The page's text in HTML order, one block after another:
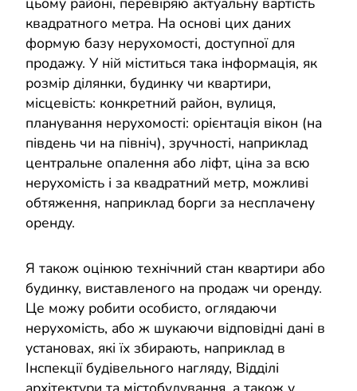
квадратного метра. На основі цих даних
формую базу нерухомості, доступної для
продажу. У ній міститься така інформація, як
розмір ділянки, будинку чи квартири,
місцевість: конкретний район, вулиця,
планування нерухомості: орієнтація вікон (на
південь чи на північ), зручності, наприклад
центральне опалення або ліфт, ціна за всю
нерухомість і за квадратний метр, можливі
обтяження, наприклад борги за несплачену
оренду.
Я також оцінюю технічний стан квартири або
будинку, виставленого на продаж чи оренду.
Це можу робити особисто, оглядаючи
нерухомість, або ж шукаючи відповідні дані в
установах, які їх збирають, наприклад в
Інспекції будівельного нагляду, Відділі